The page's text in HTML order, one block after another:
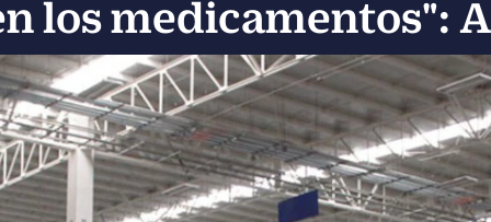
los medicamentos":